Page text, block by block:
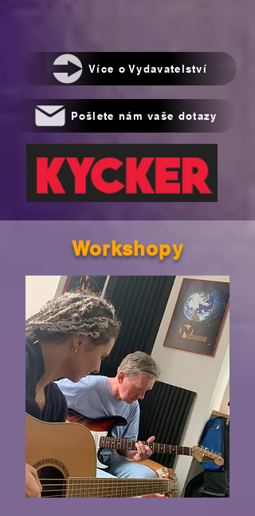
Více o Vydavatelství
Pošlete nám vaše dotazy
Workshopy